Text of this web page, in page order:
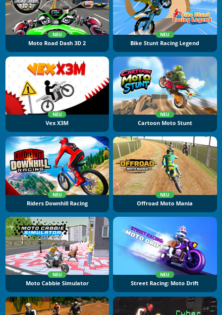
NEU
Moto Road Dash 3D 2
NEU
Bike Stunt Racing Legend
NEU
Vex X3M
NEU
Cartoon Moto Stunt
NEU
Riders Downhill Racing
NEU
Offroad Moto Mania
NEU
Moto Cabbie Simulator
NEU
Street Racing: Moto Drift